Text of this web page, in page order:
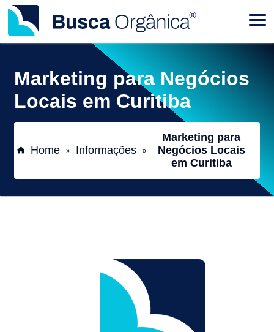
Marketing para Negócios
Locais em Curitiba
Home » Informações »
Marketing para
Negócios Locais
em Curitiba